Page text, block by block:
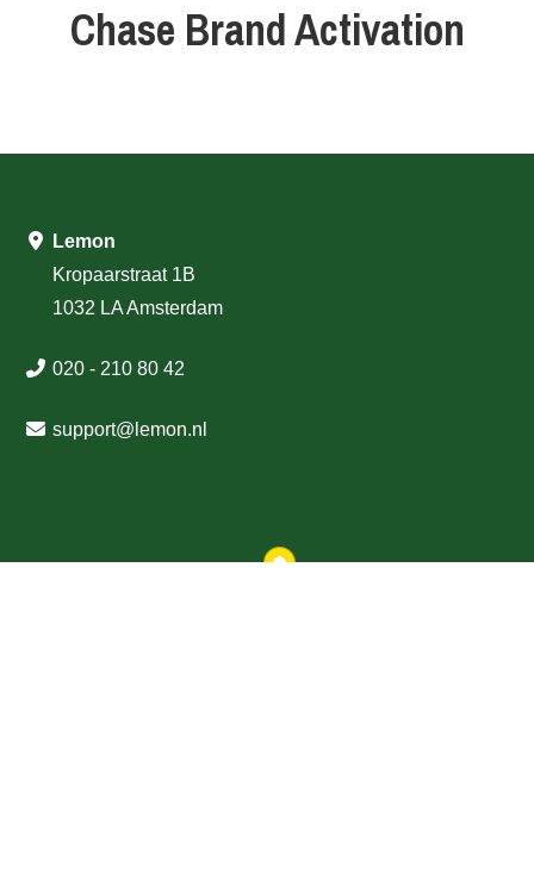
Chase Brand Activation
Lemon
Kropaarstraat 1B
1032 LA Amsterdam
020 - 210 80 42
support@ lemon.nl